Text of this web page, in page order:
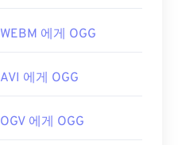
WEBM 에게 OGG
AVI 에게 OGG
OGV 에게 OGG